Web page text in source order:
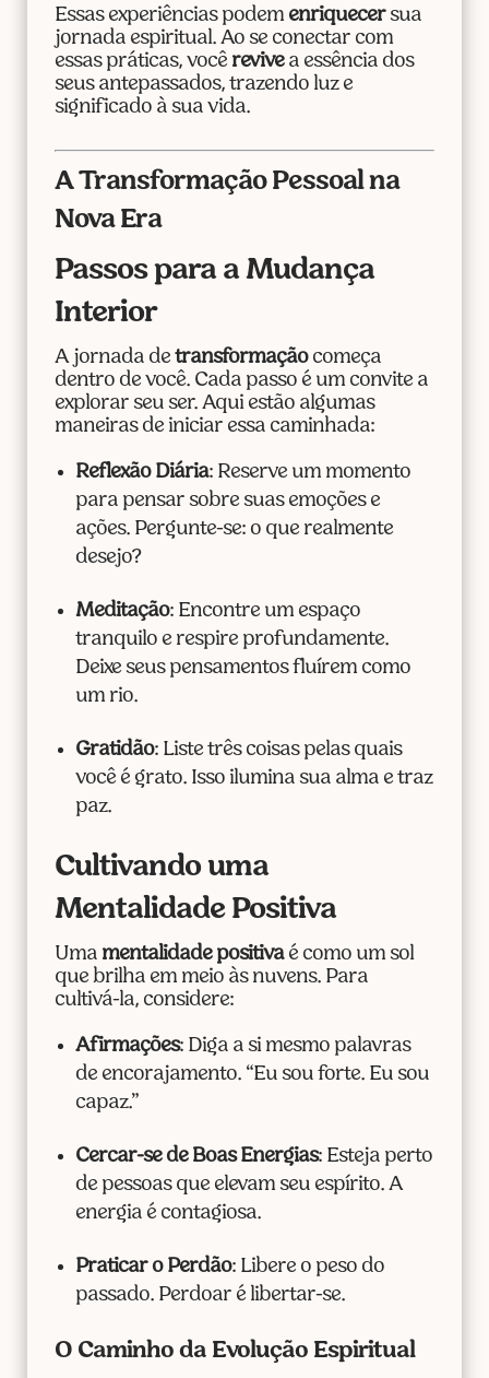
Essas experiências podem enriquecersua
jornada espiritual. Ao se conectar com
essas práticas, você revivea essência dos
seus antepassados, trazendo luz e
significado à sua vida.
A Transformação Pessoal na
Nova Era
Passos para a Mudança
Interior
A jornada de transformaçãocomeça
dentro de você. Cada passo é um convite a
explorar seu ser. Aqui estão algumas
maneiras de iniciar essa caminhada:
Reflexão Diária: Reserve um momento
para pensar sobre suas emoções e
ações. Pergunte-se: o que realmente
desejo?
Meditação: Encontre um espaço
tranquilo e respire profundamente.
Deixe seus pensamentos fluírem como
um rio.
Gratidão: Liste três coisas pelas quais
você é grato. Isso ilumina sua alma e traz
paz.
Cultivando uma
Mentalidade Positiva
Uma mentalidade positivaé como um sol
que brilha em meio às nuvens. Para
cultivá-la, considere:
Afirmações: Diga a si mesmo palavras
de encorajamento. “Eu sou forte. Eu sou
capaz.”
Cercar-se de Boas Energias: Esteja perto
de pessoas que elevam seu espírito. A
energia é contagiosa.
Praticar o Perdão: Libere o peso do
passado. Perdoar é libertar-se.
O Caminho da Evolução Espiritual